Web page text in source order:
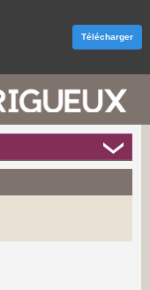
Télécharger